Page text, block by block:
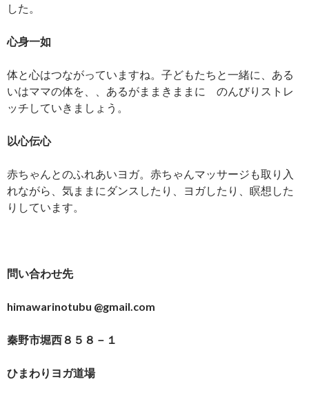
した。
心身一如
体と心はつながっていますね。子どもたちと一緒に、ある
いはママの体を、、あるがままきままに のんびりストレ
ッチしていきましょう。
以心伝心
赤ちゃんとのふれあいヨガ。赤ちゃんマッサージも取り入
れながら、気ままにダンスしたり、ヨガしたり、瞑想した
りしています。
問い合わせ先
himawarinotubu @gmail.com
秦野市堀西８５８－１
ひまわりヨガ道場